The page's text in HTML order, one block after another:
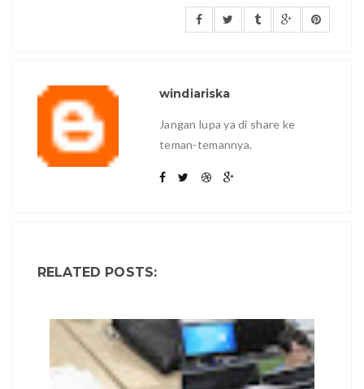
windiariska
Jangan lupa ya di share ke
teman-temannya.
RELATED POSTS: